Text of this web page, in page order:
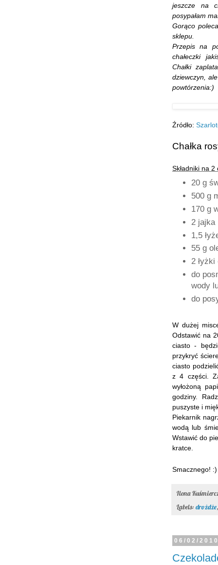
jeszcze na
posypałam
Gorąco
sklepu.
Przepis na
chałeczki
Chałki
dziewczyn,
powtórzenia:)
Źródło:
Chałka
Składniki na 2
20 g
500 g
170 g
2 jajka
1,5
55 g
2
do
wody
do
W dużej
Odstawić na
ciasto -
przykryć
ciasto
z 4 części.
wyłożoną
godziny.
puszyste i
Piekarnik
wodą lub
Wstawić do
kratce.
Smacznego! :)
Ilona
Labels: drożdże
06/02/